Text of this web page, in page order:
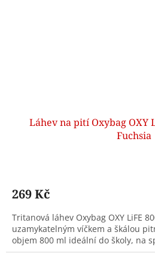
Láhev na pití Oxybag OXY
Fuchsia
269 Kč
Tritanová láhev Oxybag OXY LiFE
uzamykatelným víčkem a škálou
objem 800 ml ideální do školy, na